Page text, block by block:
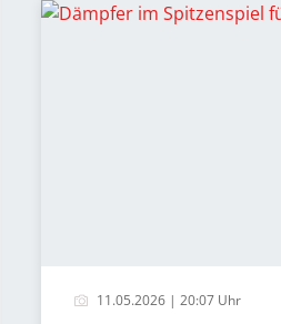
11.05.2026 | 20:07 Uhr